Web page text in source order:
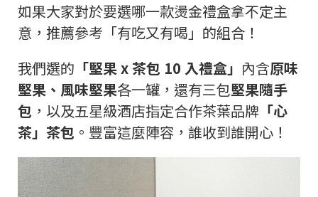
如果大家對於要選哪一款燙金禮盒拿不定主
意，推薦參考「有吃又有喝」的組合！
我們選的 「堅果 x 茶包 10 入禮盒」 內含原味
堅果、風味堅果各一罐，還有三包堅果隨手
包 ，以及五星級酒店指定合作茶葉品牌 「心
茶」茶包 。豐富這麼陣容，誰收到誰開心！